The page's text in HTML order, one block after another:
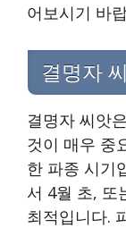
어보시기 바
결명자
결명자 씨앗
것이 매우 중
한 파종 시기
서 4월 초, 또
최적입니다.